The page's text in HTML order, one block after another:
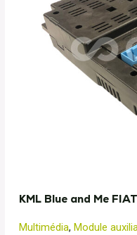
KML Blue and Me
Multimédia, Module